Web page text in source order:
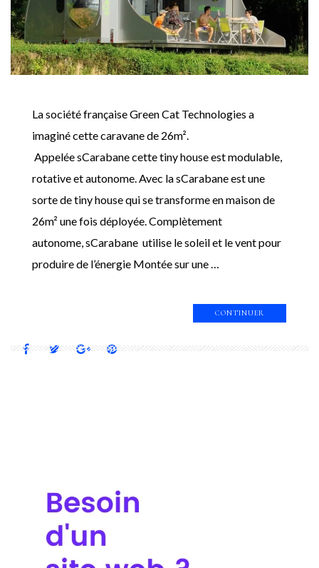
La société française Green Cat Technologies a
imaginé cette caravane de 26m².
Appelée sCarabane cette tiny house est modulable,
rotative et autonome. Avec la sCarabane est une
sorte de tiny house qui se transforme en maison de
26m² une fois déployée. Complètement
autonome, sCarabane utilise le soleil et le vent pour
produire de l’énergie Montée sur une …
CONTINUER